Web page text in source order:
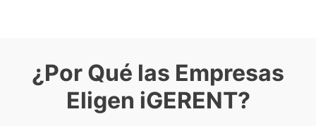
¿Por Qué las Empresas
Eligen iGERENT?